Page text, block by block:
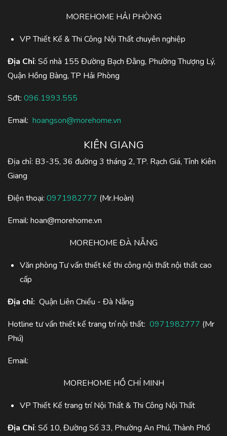
MOREHOME HẢI PHÒNG
VP Thiết Kế & Thi Công Nội Thất chuyên nghiệp
Địa Chỉ: Số nhà 155 Đường Bạch Đằng, Phường Thượng Lý,
Quận Hồng Bàng, TP Hải Phòng
Sđt: 096.1993.555
Email: hoangson@morehome.vn
KIÊN GIANG
Địa chỉ: B3-35, 36 đường 3 tháng 2, TP. Rạch Giá, Tỉnh Kiên
Giang
Điện thoại: 0971982777 (Mr.Hoàn)
Email: hoan@morehome.vn
MOREHOME ĐÀ NẴNG
Văn phòng Tư vấn thiết kế thi công nội thất nội thất cao
cấp
Địa chỉ: Quận Liên Chiểu - Đà Nẵng
Hotline tư vấn thiết kế trang trí nội thất: 0971982777 (Mr
Phú)
Email:
MOREHOME HỒ CHÍ MINH
VP Thiết Kế trang trí Nội Thất & Thi Công Nội Thất
Địa Chỉ: Số 10, Đường Số 33, Phường An Phú, Thành Phố